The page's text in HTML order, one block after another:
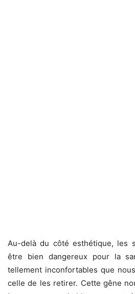
Au-delà du côté esthétique, les
être bien dangereux pour la
tellement inconfortables que nous
celle de les retirer. Cette gêne